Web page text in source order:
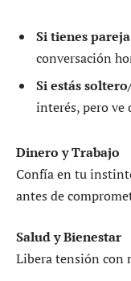
Si tienes
conversación
Si estás
interés, pero ve
Dinero y Trabajo
Confía en tu
antes de
Salud y Bienestar
Libera tensión con